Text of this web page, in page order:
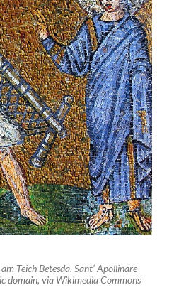
Teich Betesda. Sant‘ Apollinare
domain, via Wikimedia Commons